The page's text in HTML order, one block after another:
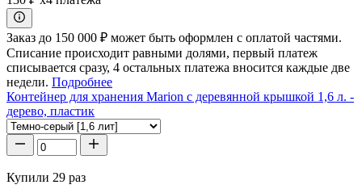
Заказ до 150 000 ₽ может быть оформлен с оплатой частями.
Списание происходит равными долями, первый платеж
списывается сразу, 4 остальных платежа вносится каждые две
недели. Подробнее
Контейнер для хранения Marion с деревянной крышкой 1,6 л. -
дерево, пластик
Купили 29 раз